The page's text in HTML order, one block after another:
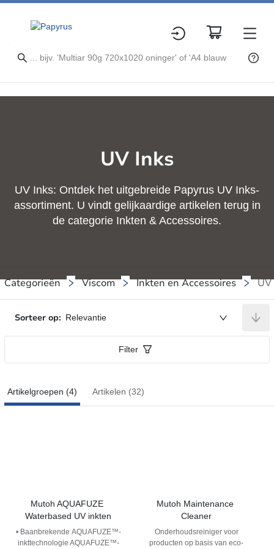
UV Inks
UV Inks: Ontdek het uitgebreide Papyrus UV Inks-
assortiment. U vindt gelijkaardige artikelen terug in
de categorie Inkten & Accessoires.
Categorieën Viscom Inkten en Accessoires UV
Sorteer op: Relevantie
Filter
Artikelgroepen (4) Artikelen (32)
Mutoh AQUAFUZE
Waterbased UV inkten
• Baanbrekende AQUAFUZE™-
inkttechnologie AQUAFUZE™-
Mutoh Maintenance
Cleaner
Onderhoudsreiniger voor
producten op basis van eco-